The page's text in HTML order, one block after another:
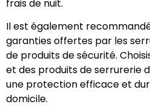
frais de nuit.
Il est également
garanties offertes par les
de produits de sécurité.
et des produits de serrurerie
une protection efficace et
domicile.